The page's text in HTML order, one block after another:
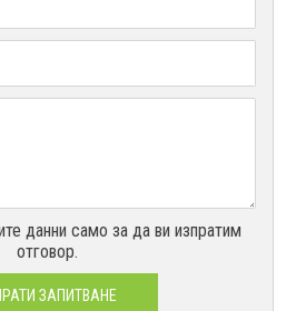
данни само за да ви изпратим
отговор.
ЗАПИТВАНЕ